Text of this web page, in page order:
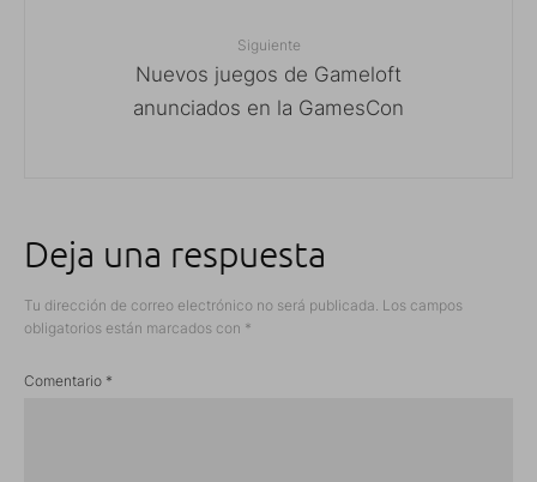
Siguiente
Nuevos juegos de Gameloft
anunciados en la GamesCon
Deja una respuesta
Tu dirección de correo electrónico no será publicada. Los campos
obligatorios están marcados con *
Comentario *